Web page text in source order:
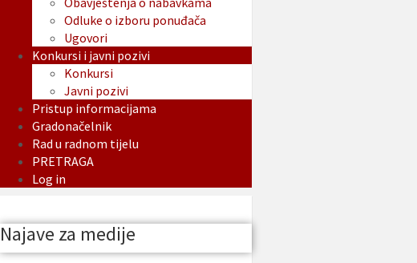
Odluke o izboru ponuđača
Ugovori
Konkursi i javni pozivi
Konkursi
Javni pozivi
Pristup informacijama
Gradonačelnik
Rad u radnom tijelu
PRETRAGA
Log in
Najave za medije